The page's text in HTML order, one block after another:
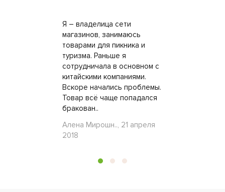
Я – владелица сети
магазинов, занимаюсь
товарами для пикника и
туризма. Раньше я
сотрудничала в основном с
китайскими компаниями.
Вскоре начались проблемы.
Товар всё чаще попадался
бракован..
Алена Мирошн.., 21 апреля
2018